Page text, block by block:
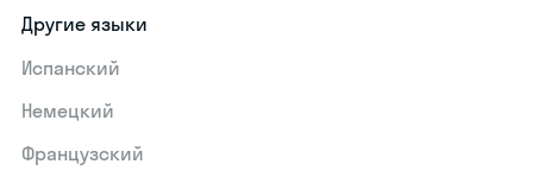
Другие языки
Испанский
Немецкий
Французский